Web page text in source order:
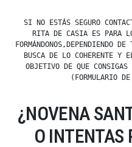
SI NO ESTÁS SEGURO
RITA DE CASIA ES PARA
FORMÁNDONOS,DEPENDIENDO
BUSCA DE LO COHERENTE Y
OBJETIVO DE QUE
(FORMULARIO
¿NOVENA
O INTENTAS